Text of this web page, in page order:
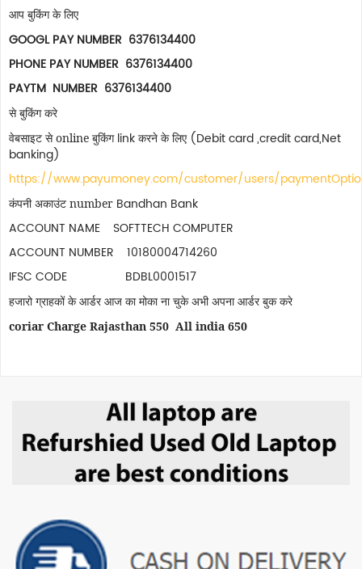
आप बुकिंग के लिए
GOOGL PAY NUMBER 6376134400
PHONE PAY NUMBER 6376134400
PAYTM NUMBER 6376134400
से बुकिंग करे
वेबसाइट से online बुकिंगlink करने के लिए (Debit card ,credit card,Net
banking)
https://www.payumoney.com/customer/users/
कंपनी अकाउंट number Bandhan Bank
ACCOUNT NAME SOFTTECH COMPUTER
ACCOUNT NUMBER 10180004714260
IFSC CODE BDBL0001517
हजारो ग्राहकों के आर्डर आज का मोका ना चुके अभी अपना आर्डर बुक करे
coriar Charge Rajasthan 550 All india 650